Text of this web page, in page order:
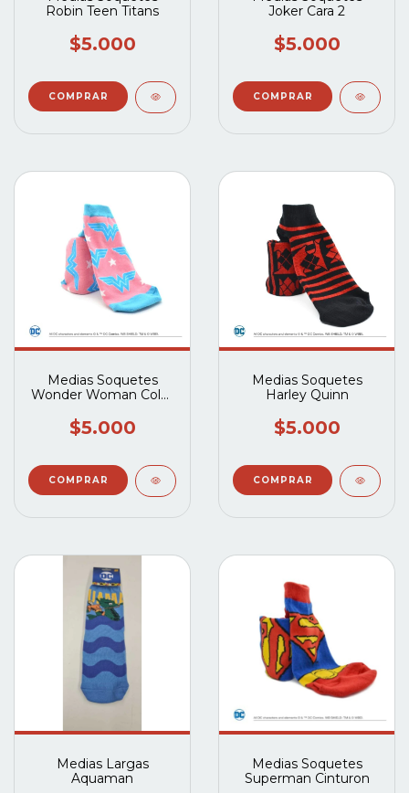
Robin Teen Titans
$5.000
Joker Cara 2
$5.000
Medias Soquetes
Wonder Woman Color
$5.000
Medias Soquetes
Harley Quinn
$5.000
Medias Largas
Aquaman
Medias Soquetes
Superman Cinturon